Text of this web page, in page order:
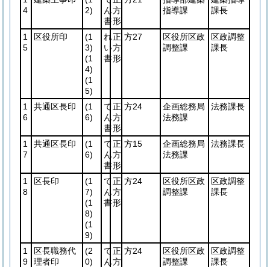
4
2)
ん
書
方
形
指導課
課長
1
5
区役所印
(1
3)
(1
4)
(1
5)
れ
い
書
正
方
形
方27
区役所区政
調整課
区政調整
課長
1
6
共通区長印
(1
6)
て
ん
書
正
方
形
方24
企画総務局
法務課
法務課長
1
7
共通区長印
(1
6)
て
ん
書
正
方
形
方15
企画総務局
法務課
法務課長
1
8
区長印
(1
7)
(1
8)
(1
9)
て
ん
書
正
方
形
方24
区役所区政
調整課
区政調整
課長
1
9
区長職務代
理者印
(2
0)
て
ん
正
方
方24
区役所区政
調整課
区政調整
課長